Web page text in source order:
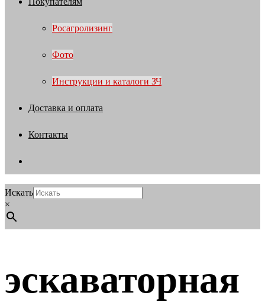
Росагролизинг
Фото
Инструкции и каталоги ЗЧ
Доставка и оплата
Контакты
Искать
×
эскаваторная